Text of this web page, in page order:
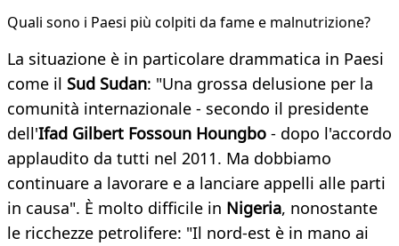
Quali sono i Paesi più colpiti da fame e malnutrizione?
La situazione è in particolare drammatica in Paesi
come il Sud Sudan: "Una grossa delusione per la
comunità internazionale - secondo il presidente
dell'Ifad Gilbert Fossoun Houngbo - dopo l'accordo
applaudito da tutti nel 2011. Ma dobbiamo
continuare a lavorare e a lanciare appelli alle parti
in causa". È molto difficile in Nigeria, nonostante
le ricchezze petrolifere: "Il nord-est è in mano ai